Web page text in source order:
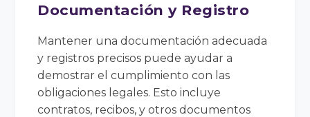
Documentación y Registro
Mantener una documentación adecuada
y registros precisos puede ayudar a
demostrar el cumplimiento con las
obligaciones legales. Esto incluye
contratos, recibos, y otros documentos